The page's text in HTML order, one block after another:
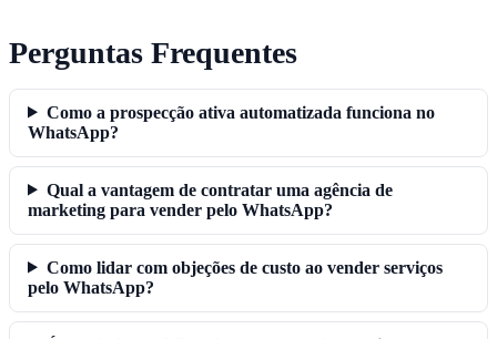
Perguntas Frequentes
Como a prospecção ativa automatizada funciona no
WhatsApp?
Qual a vantagem de contratar uma agência de
marketing para vender pelo WhatsApp?
Como lidar com objeções de custo ao vender serviços
pelo WhatsApp?